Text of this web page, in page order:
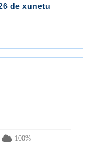
de xunetu
100%